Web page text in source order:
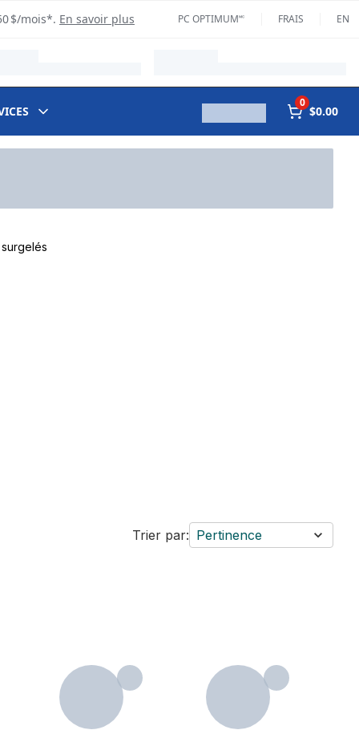
$/mois*. En savoir plus PC OPTIMUM🅪 FRAIS EN
0
$0.00
Trier par: Pertinence